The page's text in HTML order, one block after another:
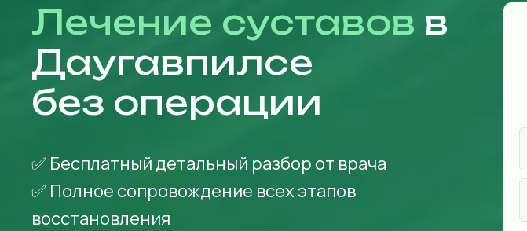
Лечение суставов в
Даугавпилсе
без операции
✅ Бесплатный детальный разбор от врача
✅ Полное сопровождение всех этапов
восстановления